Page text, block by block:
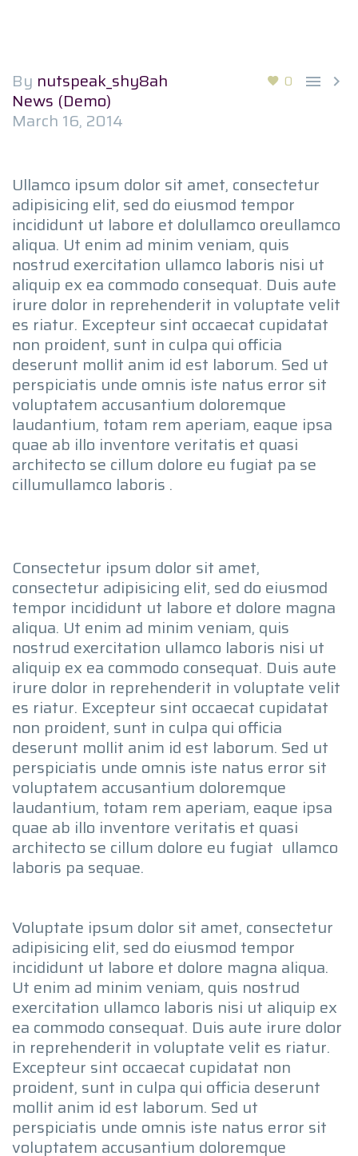
0  
By nutspeak_shy8ah
News (Demo)
March 16, 2014
Ullamco ipsum dolor sit amet, consectetur
adipisicing elit, sed do eiusmod tempor
incididunt ut labore et dolullamco oreullamco
aliqua. Ut enim ad minim veniam, quis
nostrud exercitation ullamco laboris nisi ut
aliquip ex ea commodo consequat. Duis aute
irure dolor in reprehenderit in voluptate velit
es riatur. Excepteur sint occaecat cupidatat
non proident, sunt in culpa qui officia
deserunt mollit anim id est laborum. Sed ut
perspiciatis unde omnis iste natus error sit
voluptatem accusantium doloremque
laudantium, totam rem aperiam, eaque ipsa
quae ab illo inventore veritatis et quasi
architecto se cillum dolore eu fugiat pa se
cillumullamco laboris .
Consectetur ipsum dolor sit amet,
consectetur adipisicing elit, sed do eiusmod
tempor incididunt ut labore et dolore magna
aliqua. Ut enim ad minim veniam, quis
nostrud exercitation ullamco laboris nisi ut
aliquip ex ea commodo consequat. Duis aute
irure dolor in reprehenderit in voluptate velit
es riatur. Excepteur sint occaecat cupidatat
non proident, sunt in culpa qui officia
deserunt mollit anim id est laborum. Sed ut
perspiciatis unde omnis iste natus error sit
voluptatem accusantium doloremque
laudantium, totam rem aperiam, eaque ipsa
quae ab illo inventore veritatis et quasi
architecto se cillum dolore eu fugiat ullamco
laboris pa sequae.
Voluptate ipsum dolor sit amet, consectetur
adipisicing elit, sed do eiusmod tempor
incididunt ut labore et dolore magna aliqua.
Ut enim ad minim veniam, quis nostrud
exercitation ullamco laboris nisi ut aliquip ex
ea commodo consequat. Duis aute irure dolor
in reprehenderit in voluptate velit es riatur.
Excepteur sint occaecat cupidatat non
proident, sunt in culpa qui officia deserunt
mollit anim id est laborum. Sed ut
perspiciatis unde omnis iste natus error sit
voluptatem accusantium doloremque